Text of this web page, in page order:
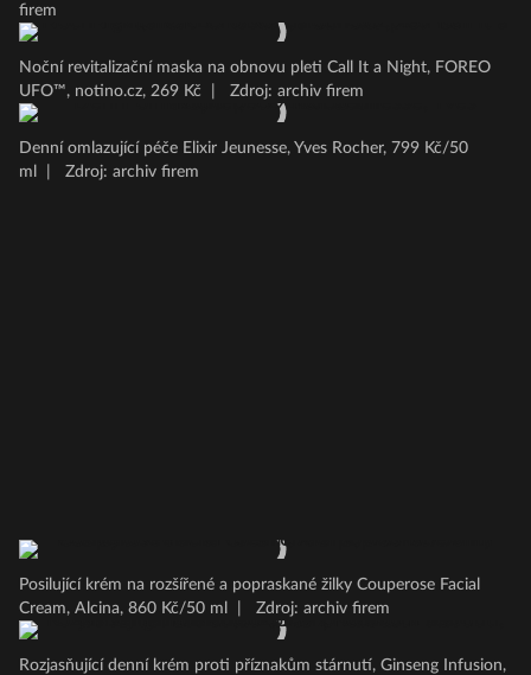
firem
Noční revitalizační maska na obnovu pleti Call It a Night, FOREO
UFO™, notino.cz, 269 Kč
Zdroj: archiv firem
Denní omlazující péče Elixir Jeunesse, Yves Rocher, 799 Kč/50
ml
Zdroj: archiv firem
Posilující krém na rozšířené a popraskané žilky Couperose Facial
Cream, Alcina, 860 Kč/50 ml
Zdroj: archiv firem
Rozjasňující denní krém proti příznakům stárnutí, Ginseng Infusion,